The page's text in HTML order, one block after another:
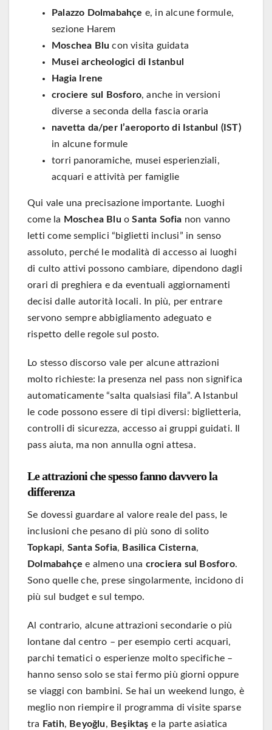
Palazzo Dolmabahçe e, in alcune formule,
sezione Harem
Moschea Blu con visita guidata
Musei archeologici di Istanbul
Hagia Irene
crociere sul Bosforo, anche in versioni
diverse a seconda della fascia oraria
navetta da/per l’aeroporto di Istanbul (IST)
in alcune formule
torri panoramiche, musei esperienziali,
acquari e attività per famiglie
Qui vale una precisazione importante. Luoghi
come la Moschea Blu oSanta Sofia non vanno
letti come semplici “biglietti inclusi” in senso
assoluto, perché le modalità di accesso ai luoghi
di culto attivi possono cambiare, dipendono dagli
orari di preghiera e da eventuali aggiornamenti
decisi dalle autorità locali. In più, per entrare
servono sempre abbigliamento adeguato e
rispetto delle regole sul posto.
Lo stesso discorso vale per alcune attrazioni
molto richieste: la presenza nel pass non significa
automaticamente “salta qualsiasi fila”. A Istanbul
le code possono essere di tipi diversi: biglietteria,
controlli di sicurezza, accesso ai gruppi guidati. Il
pass aiuta, ma non annulla ogni attesa.
Le attrazioni che spesso fanno davvero la
differenza
Se dovessi guardare al valore reale del pass, le
inclusioni che pesano di più sono di solito
Topkapi, Santa Sofia, Basilica Cisterna,
Dolmabahçe e almeno una crociera sul Bosforo.
Sono quelle che, prese singolarmente, incidono di
più sul budget e sul tempo.
Al contrario, alcune attrazioni secondarie o più
lontane dal centro – per esempio certi acquari,
parchi tematici o esperienze molto specifiche –
hanno senso solo se stai fermo più giorni oppure
se viaggi con bambini. Se hai un weekend lungo, è
meglio non riempire il programma di visite sparse
tra Fatih, Beyoğlu, Beşiktaş e la parte asiatica